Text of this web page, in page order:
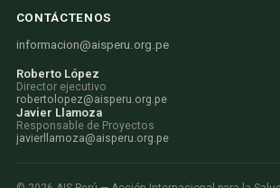
CONTÁCTENOS
informacion@aisperu.org.pe
Roberto López
Director ejecutivo
robertolopez@aisperu.org.pe
Javier Llamoza
Responsable de Proyectos
javierllamoza@aisperu.org.pe